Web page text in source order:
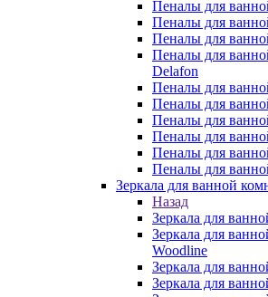
Пеналы для
Пеналы для
Пеналы для
Пеналы для
Delafon
Пеналы для
Пеналы для
Пеналы для
Пеналы для
Пеналы для
Пеналы для
Зеркала для ванной
Назад
Зеркала для
Зеркала для
Woodline
Зеркала для
Зеркала для